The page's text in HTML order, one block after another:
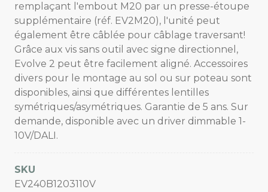
remplaçant l'embout M20 par un presse-étoupe
supplémentaire (réf. EV2M20), l'unité peut
également être câblée pour câblage traversant!
Grâce aux vis sans outil avec signe directionnel,
Evolve 2 peut être facilement aligné. Accessoires
divers pour le montage au sol ou sur poteau sont
disponibles, ainsi que différentes lentilles
symétriques/asymétriques. Garantie de 5 ans. Sur
demande, disponible avec un driver dimmable 1-
10V/DALI.
SKU
EV240B1203110V